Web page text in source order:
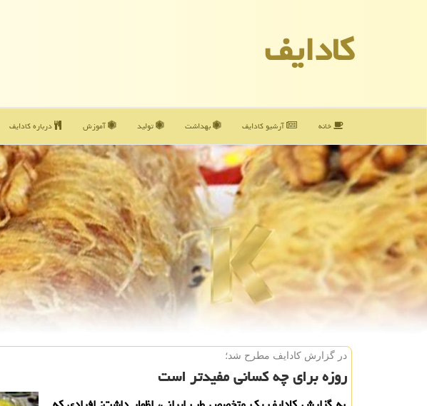
كادایف
خانه آرشیو كادایف بهداشت تولید آموزش درباره كادایف
در گزارش كادایف مطرح شد؛
روزه برای چه كسانی مفیدتر است